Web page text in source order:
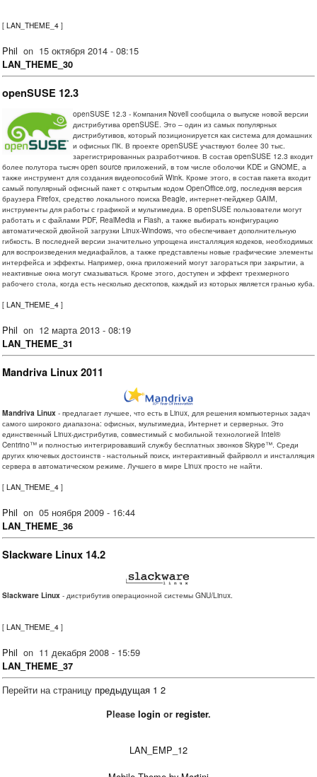
[ LAN_THEME_4 ]
Phil on 15 октября 2014 - 08:15
LAN_THEME_30
openSUSE 12.3
openSUSE 12.3 - Компания Novell сообщила о выпуске новой версии
дистрибутива openSUSE. Это – один из самых популярных
дистрибутивов, который позиционируется как система для домашних
и офисных ПК. В проекте openSUSE участвуют более 30 тыс.
зарегистрированных разработчиков. В состав openSUSE 12.3 входит
более полутора тысяч open source приложений, в том числе оболочки KDE и GNOME, а
также инструмент для создания видеопособий Wink. Кроме этого, в состав пакета входит
самый популярный офисный пакет с открытым кодом OpenOffice.org, последняя версия
браузера Firefox, средство локального поиска Beagle, интернет-пейджер GAIM,
инструменты для работы с графикой и мультимедиа. В openSUSE пользователи могут
работать и с файлами PDF, RealMedia и Flash, а также выбирать конфигурацию
автоматической двойной загрузки Linux-Windows, что обеспечивает дополнительную
гибкость. В последней версии значительно упрощена инсталляция кодеков, необходимых
для воспроизведения медиафайлов, а также представлены новые графические элементы
интерфейса и эффекты. Например, окна приложений могут загораться при закрытии, а
неактивные окна могут смазываться. Кроме этого, доступен и эффект трехмерного
рабочего стола, когда есть несколько десктопов, каждый из которых является гранью куба.
[ LAN_THEME_4 ]
Phil on 12 марта 2013 - 08:19
LAN_THEME_31
Mandriva Linux 2011
Mandriva Linux - предлагает лучшее, что есть в Linux, для решения компьютерных задач
самого широкого диапазона: офисных, мультимедиа, Интернет и серверных. Это
единственный Linux-дистрибутив, совместимый с мобильной технологией Intel®
Centrino™ и полностью интегрировавший службу бесплатных звонков Skype™. Среди
других ключевых достоинств - настольный поиск, интерактивный файрволл и инсталляция
сервера в автоматическом режиме. Лучшего в мире Linux просто не найти.
[ LAN_THEME_4 ]
Phil on 05 ноября 2009 - 16:44
LAN_THEME_36
Slackware Linux 14.2
Slackware Linux - дистрибутив операционной системы GNU/Linux.
[ LAN_THEME_4 ]
Phil on 11 декабря 2008 - 15:59
LAN_THEME_37
Перейти на страницу предыдущая 1 2
Please login or register.
LAN_EMP_12